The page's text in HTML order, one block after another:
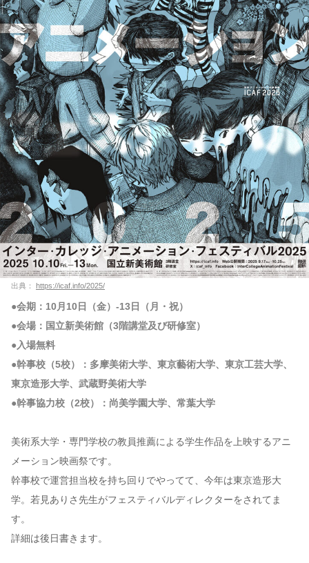
出典： https://icaf.info/2025/
●会期：10月10日（金）-13日（月・祝）
●会場：国立新美術館（3階講堂及び研修室）
●入場無料
●幹事校（5校）：多摩美術大学、東京藝術大学、東京工芸大学、
東京造形大学、武蔵野美術大学
●幹事協力校（2校）：尚美学園大学、常葉大学
美術系大学・専門学校の教員推薦による学生作品を上映するアニ
メーション映画祭です。
幹事校で運営担当校を持ち回りでやってて、今年は東京造形大
学。若見ありさ先生がフェスティバルディレクターをされてま
す。
詳細は後日書きます。